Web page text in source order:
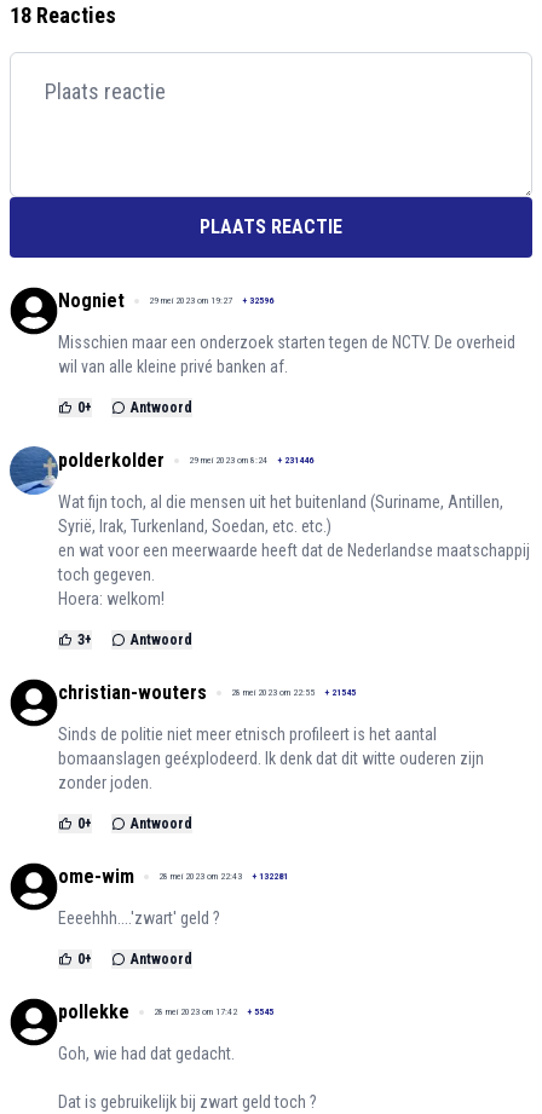
18 Reacties
PLAATS REACTIE
Nogniet 29 mei 2023 om 19:27 + 32596
Misschien maar een onderzoek starten tegen de NCTV. De overheid
wil van alle kleine privé banken af.
0+ Antwoord
polderkolder 29 mei 2023 om 8:24 + 231446
Wat fijn toch, al die mensen uit het buitenland (Suriname, Antillen,
Syrië, Irak, Turkenland, Soedan, etc. etc.)
en wat voor een meerwaarde heeft dat de Nederlandse maatschappij
toch gegeven.
Hoera: welkom!
3+ Antwoord
christian-wouters 28 mei 2023 om 22:55 + 21545
Sinds de politie niet meer etnisch profileert is het aantal
bomaanslagen geéxplodeerd. Ik denk dat dit witte ouderen zijn
zonder joden.
0+ Antwoord
ome-wim 28 mei 2023 om 22:43 + 132281
Eeeehhh....'zwart' geld ?
0+ Antwoord
pollekke 28 mei 2023 om 17:42 + 5545
Goh, wie had dat gedacht.
Dat is gebruikelijk bij zwart geld toch ?